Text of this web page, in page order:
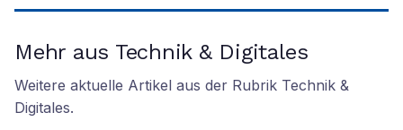
Mehr aus Technik & Digitales
Weitere aktuelle Artikel aus der Rubrik Technik &
Digitales.